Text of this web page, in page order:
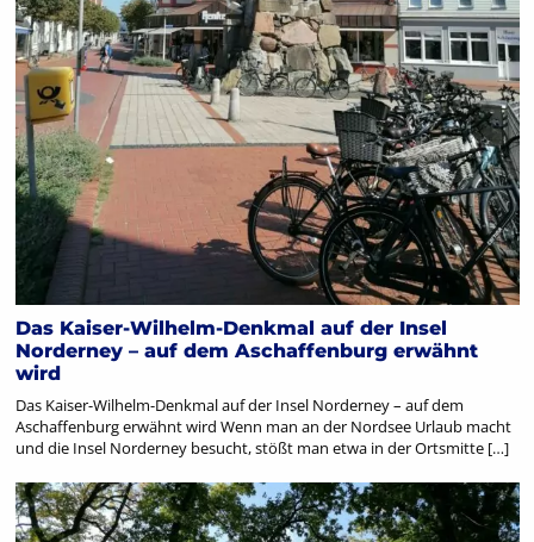
Das Kaiser-Wilhelm-Denkmal auf der Insel
Norderney – auf dem Aschaffenburg erwähnt
wird
Das Kaiser-Wilhelm-Denkmal auf der Insel Norderney – auf dem
Aschaffenburg erwähnt wird Wenn man an der Nordsee Urlaub macht
und die Insel Norderney besucht, stößt man etwa in der Ortsmitte […]